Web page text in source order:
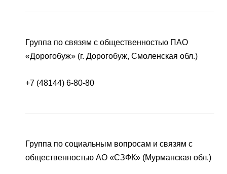
Группа по связям с общественностью ПАО
«Дорогобуж» (г. Дорогобуж, Смоленская обл.)
+7 (48144) 6-80-80
Группа по социальным вопросам и связям с
общественностью АО «СЗФК» (Мурманская обл.)